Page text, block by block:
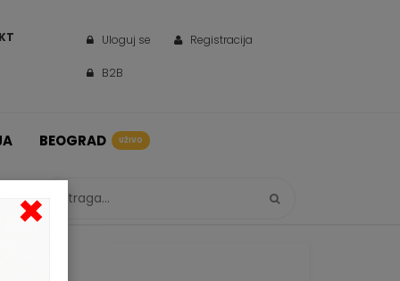
Uloguj se Registracija
B2B
BEOGRAD UŽIVO
×